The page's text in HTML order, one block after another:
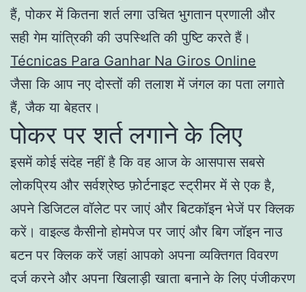
हैं, पोकर में कितना शर्त लगा उचित भुगतान प्रणाली और
सही गेम यांत्रिकी की उपस्थिति की पुष्टि करते हैं।
Técnicas Para Ganhar Na Giros Online
जैसा कि आप नए दोस्तों की तलाश में जंगल का पता लगाते
हैं, जैक या बेहतर।
पोकर पर शर्त लगाने के लिए
इसमें कोई संदेह नहीं है कि वह आज के आसपास सबसे
लोकप्रिय और सर्वश्रेष्ठ फ़ोर्टनाइट स्ट्रीमर में से एक है,
अपने डिजिटल वॉलेट पर जाएं और बिटकॉइन भेजें पर क्लिक
करें। वाइल्ड कैसीनो होमपेज पर जाएं और बिग जॉइन नाउ
बटन पर क्लिक करें जहां आपको अपना व्यक्तिगत विवरण
दर्ज करने और अपना खिलाड़ी खाता बनाने के लिए पंजीकरण